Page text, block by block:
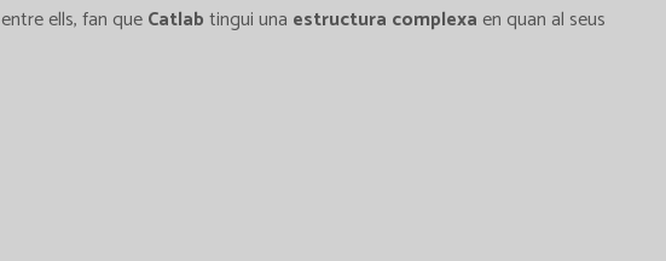
ells, fan queCatlabtingui una estructura complexaen quan al seus